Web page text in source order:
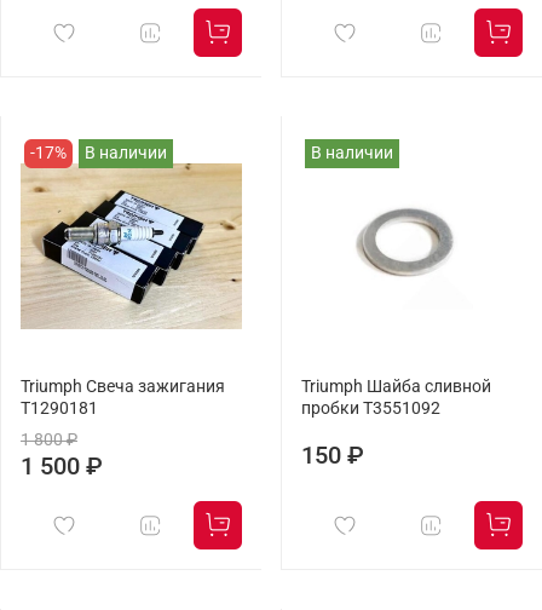
-17% В наличии
Triumph Свеча зажигания
T1290181
1 800 ₽
1 500 ₽
В наличии
Triumph Шайба сливной
пробки T3551092
150 ₽